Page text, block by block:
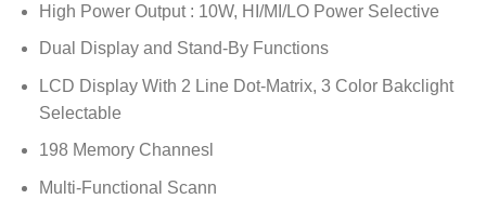
High Power Output : 10W, HI/MI/LO Power Selective
Dual Display and Stand-By Functions
LCD Display With 2 Line Dot-Matrix, 3 Color Bakclight
Selectable
198 Memory Channesl
Multi-Functional Scann